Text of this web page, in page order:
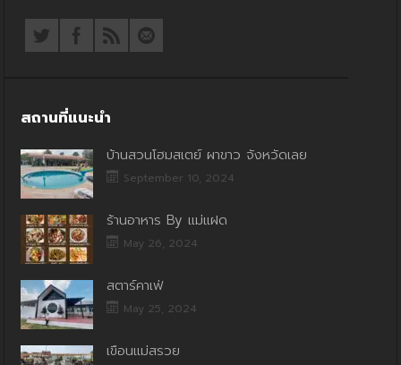
สถานที่แนะนำ
บ้านสวนโฮมสเตย์ ผาขาว จังหวัดเลย
September 10, 2024
ร้านอาหาร By แม่แฝด
May 26, 2024
สตาร์คาเฟ่
May 25, 2024
เขื่อนแม่สรวย